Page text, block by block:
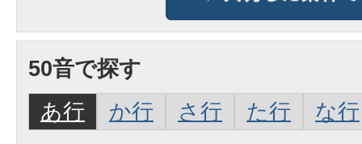
50音で探す
あ行
か行 さ行 た行 な行